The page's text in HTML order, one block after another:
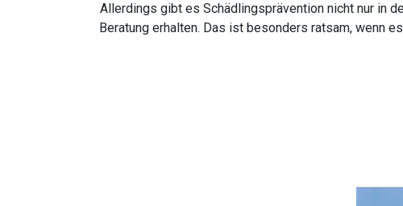
Allerdings gibt es Schädlingsprävention nicht nur in
Beratung erhalten. Das ist besonders ratsam, wenn